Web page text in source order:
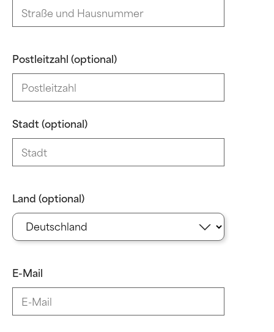
Postleitzahl (optional)
Stadt (optional)
Land (optional)
E-Mail